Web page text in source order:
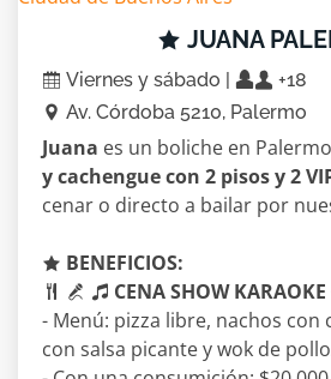
JUANA
Viernes y sábado |
+18
Av. Córdoba 5210, Palermo
Juana es un boliche en
y cachengue con 2 pisos y 2
cenar o directo a bailar por
BENEFICIOS:
CENA SHOW
- Menú: pizza libre, nachos con
con salsa picante y wok de